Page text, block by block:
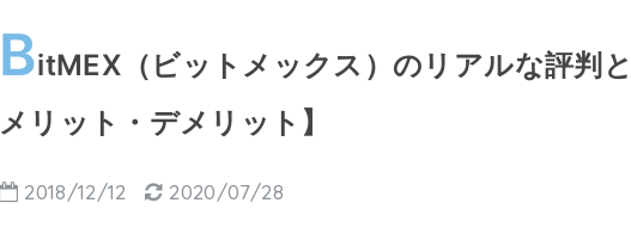
BitMEX（ビットメックス）のリアルな評判
メリット・デメリット】
2018/12/12 2020/07/28